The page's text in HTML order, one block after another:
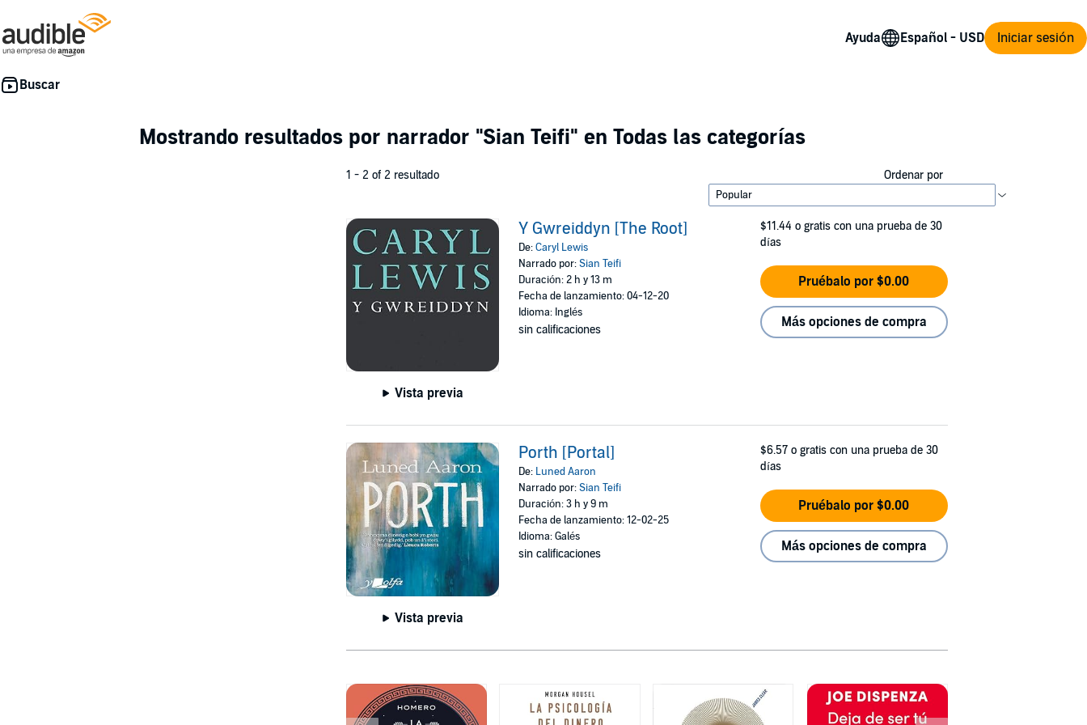
Ayuda Iniciar sesión
Mostrando resultados por narrador "Sian Teifi" en Todas las categorías
1 - 2 of 2 resultado Ordenar por
Vista previa
Y Gwreiddyn [The Root]
De:Caryl Lewis
Narrado por:Sian Teifi
Duración: 2 h y 13 m
Fecha de lanzamiento: 04-12-20
Idioma: Inglés
sin calificaciones
$11.44 o gratis con una prueba de 30
días
Pruébalo por $0.00
Más opciones de compra
Vista previa
Porth [Portal]
De: Luned Aaron
Narrado por:Sian Teifi
Duración: 3 h y 9 m
Fecha de lanzamiento: 12-02-25
Idioma: Galés
sin calificaciones
$6.57 o gratis con una prueba de 30
días
Pruébalo por $0.00
Más opciones de compra